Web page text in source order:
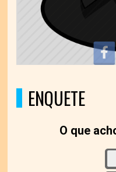
ENQUETE
O que